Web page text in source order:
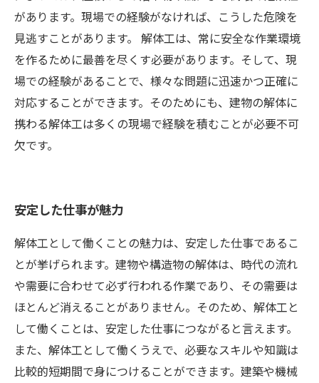
があります。現場での経験がなければ、こうした危険を
見逃すことがあります。 解体工は、常に安全な作業環境
を作るために最善を尽くす必要があります。そして、現
場での経験があることで、様々な問題に迅速かつ正確に
対応することができます。そのためにも、建物の解体に
携わる解体工は多くの現場で経験を積むことが必要不可
欠です。
安定した仕事が魅力
解体工として働くことの魅力は、安定した仕事であるこ
とが挙げられます。建物や構造物の解体は、時代の流れ
や需要に合わせて必ず行われる作業であり、その需要は
ほとんど消えることがありません。そのため、解体工と
して働くことは、安定した仕事につながると言えます。
また、解体工として働くうえで、必要なスキルや知識は
比較的短期間で身につけることができます。建築や機械